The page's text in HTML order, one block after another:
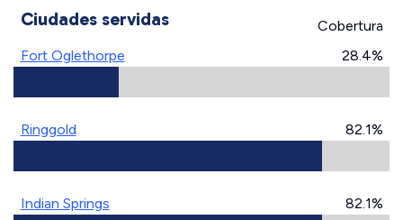
Ciudades servidas
Cobertura
Fort Oglethorpe
28.4%
Ringgold 82.1%
Indian Springs 82.1%